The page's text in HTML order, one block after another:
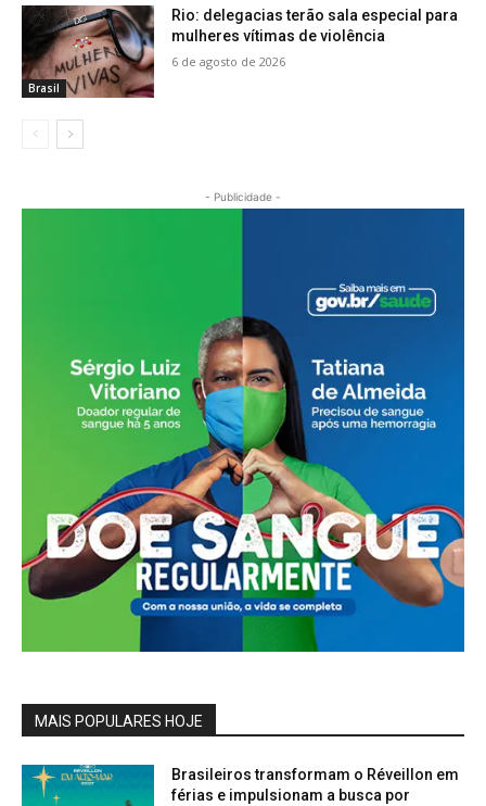
Brasil
Rio: delegacias terão sala especial para
mulheres vítimas de violência
6 de agosto de 2026
- Publicidade -
MAIS POPULARES HOJE
Brasileiros transformam o Réveillon em
férias e impulsionam a busca por